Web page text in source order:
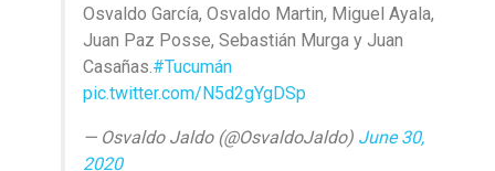
Osvaldo García, Osvaldo Martin, Miguel Ayala,
Juan Paz Posse, Sebastián Murga y Juan
Casañas.#Tucumán
pic.twitter.com/N5d2gYgDSp
— Osvaldo Jaldo (@OsvaldoJaldo) June 30,
2020